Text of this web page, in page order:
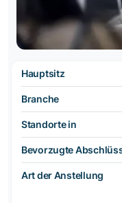
Hauptsitz
Branche
Standorte in
Bevorzugte
Art der Anstellung